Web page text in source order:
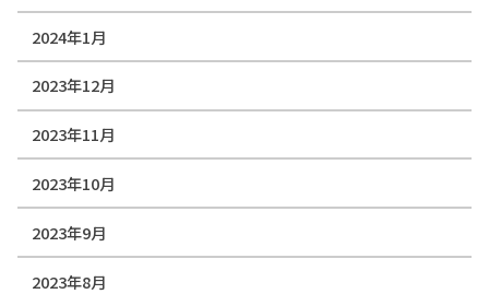
2024年1月
2023年12月
2023年11月
2023年10月
2023年9月
2023年8月